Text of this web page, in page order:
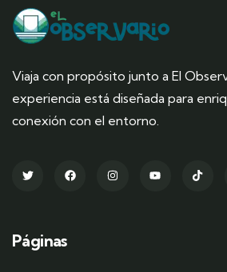
Viaja con propósito junto a El
experiencia está diseñada para
conexión con el entorno.
Páginas